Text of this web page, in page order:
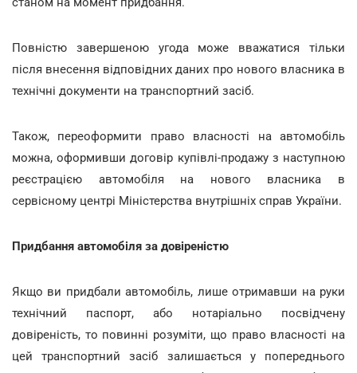
Повністю завершеною угода може вважатися тільки
після внесення відповідних даних про нового власника в
технічні документи на транспортний засіб.
Також, переоформити право власності на автомобіль
можна, оформивши договір купівлі-продажу з наступною
реєстрацією автомобіля на нового власника в
сервісному центрі Міністерства внутрішніх справ України.
Придбання автомобіля за довіреністю
Якщо ви придбали автомобіль, лише отримавши на руки
технічний паспорт, або нотаріально посвідчену
довіреність, то повинні розуміти, що право власності на
цей транспортний засіб залишається у попереднього